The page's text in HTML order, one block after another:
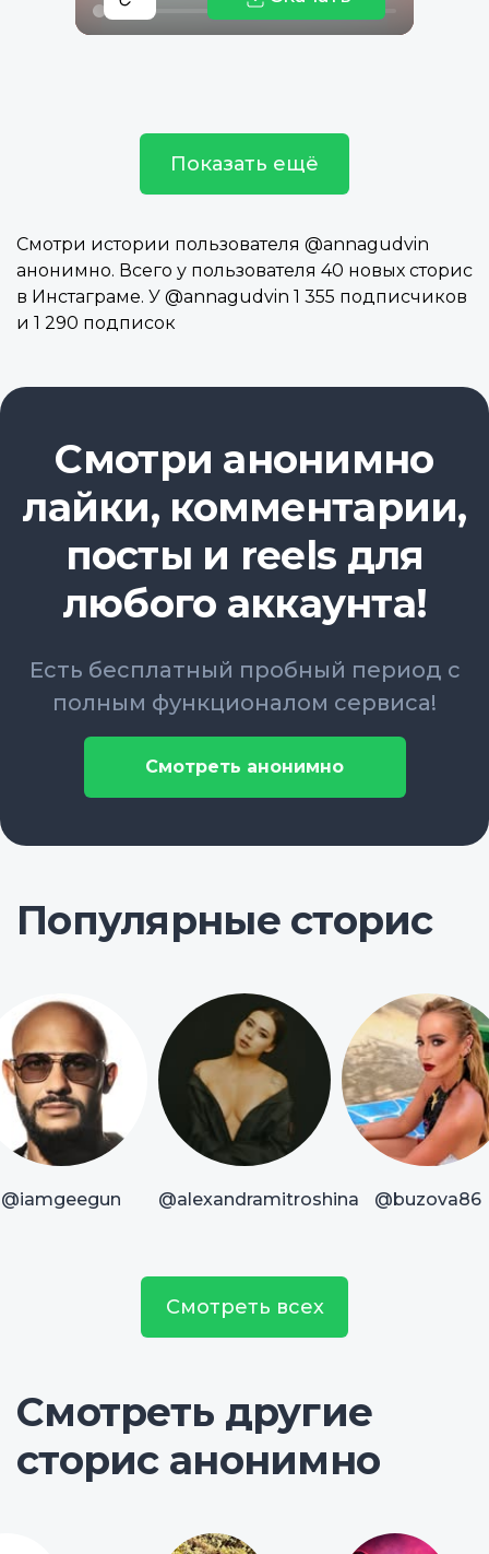
Показать ещё
Смотри истории пользователя @annagudvin
анонимно. Всего у пользователя 40 новых сторис
в Инстаграме. У @annagudvin 1 355 подписчиков
и 1 290 подписок
Смотри анонимно
лайки, комментарии,
посты и reels для
любого аккаунта!
Есть бесплатный пробный период с
полным функционалом сервиса!
Смотреть анонимно
Популярные сторис
@iamgeegun @alexandramitroshina @buzova86
Смотреть всех
Смотреть другие
сторис анонимно